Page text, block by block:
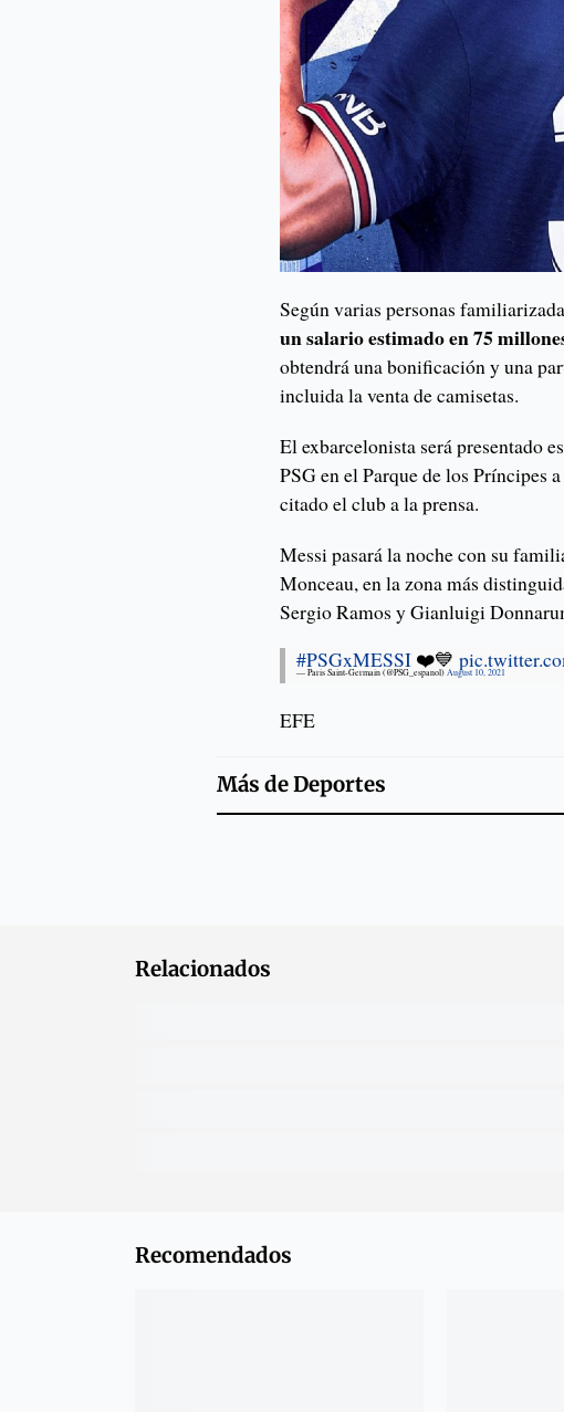
Según varias personas
un salario estimado en 75
obtendrá una bonificación y una
incluida la venta de camisetas.
El exbarcelonista será presentado
PSG en el Parque de los Príncipes
citado el club a la prensa.
Messi pasará la noche con su
Monceau, en la zona más
Sergio Ramos y Gianluigi
#PSGxMESSI ❤️💙
— Paris Saint-Germain (@PSG_espanol) August 10, 2021
EFE
Más deDeportes
Relacionados
Recomendados